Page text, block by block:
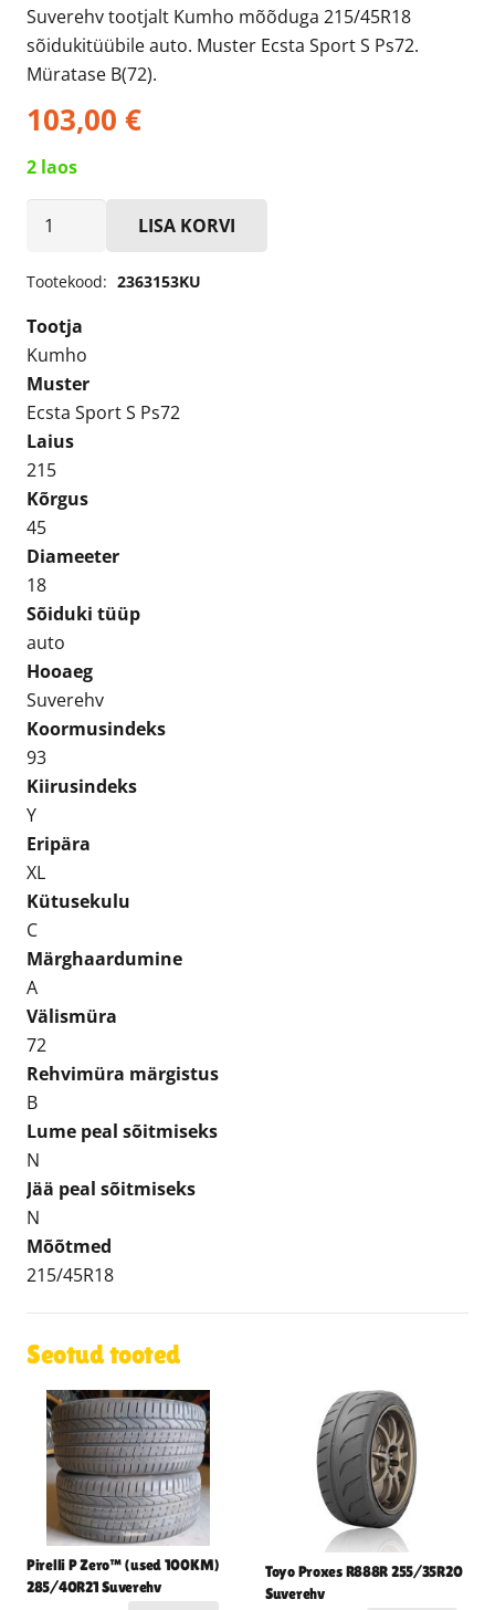
Suverehv tootjalt Kumho mõõduga 215/45R18
sõidukitüübile auto. Muster Ecsta Sport S Ps72.
Müratase B(72).
103,00 €
2 laos
Sport
Ps72
215/45R18
Suverehv
kogus
LISA KORVI
Tootekood: 2363153KU
Tootja
Kumho
Muster
Ecsta Sport S Ps72
Laius
215
Kõrgus
45
Diameeter
18
Sõiduki tüüp
auto
Hooaeg
Suverehv
Koormusindeks
93
Kiirusindeks
Y
Eripära
XL
Kütusekulu
C
Märghaardumine
A
Välismüra
72
Rehvimüra märgistus
B
Lume peal sõitmiseks
N
Jää peal sõitmiseks
N
Mõõtmed
215/45R18
Seotud tooted
Pirelli P Zero™ (used 100KM)
285/40R21 Suverehv
Toyo Proxes R888R 255/35R20
Suverehv